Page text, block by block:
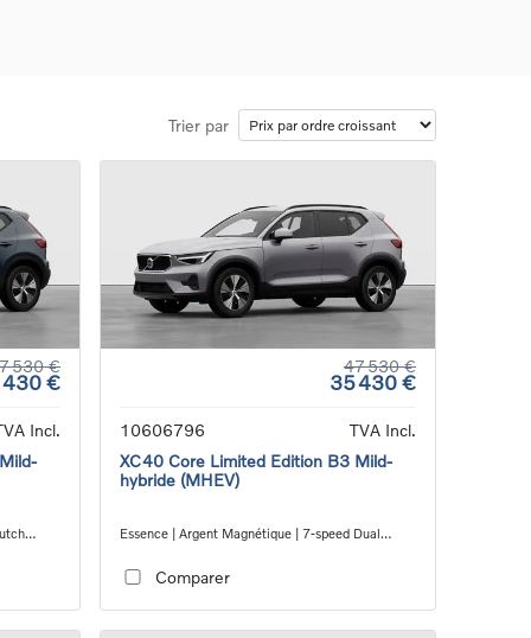
Trier par
530 €
430 €
Incl.
47 530 €
35 430 €
10606796
TVA Incl.
XC40 Core Limited Edition B3 Mild-
hybride (MHEV)
Essence | Argent Magnétique | 7-speed Dual
Comparer